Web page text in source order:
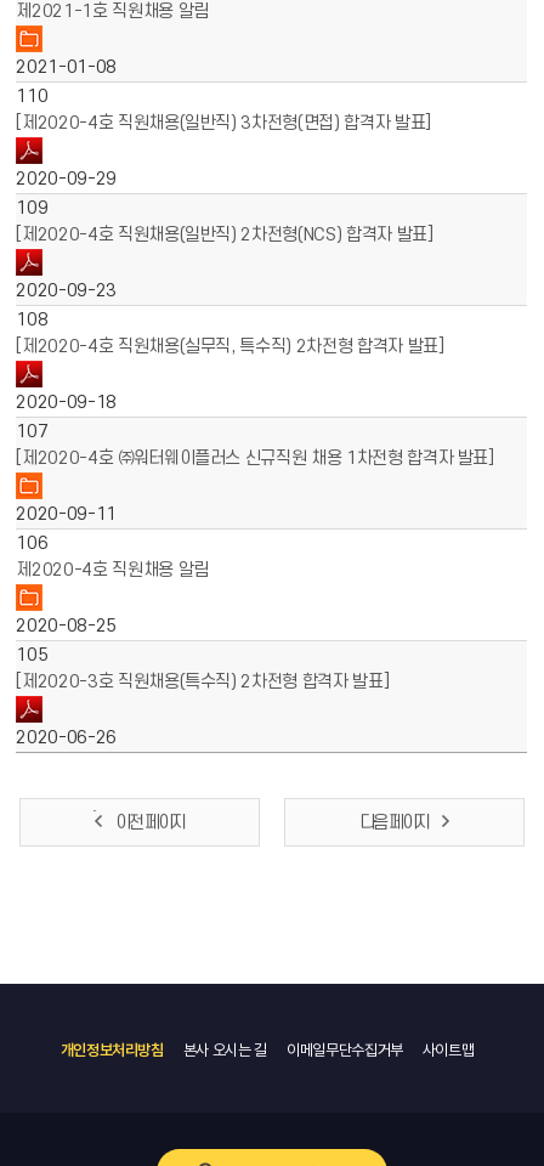
제2021-1호 직원채용 알림
2021-01-08
110
[제2020-4호 직원채용(일반직) 3차전형(면접) 합격자 발표]
2020-09-29
109
[제2020-4호 직원채용(일반직) 2차전형(NCS) 합격자 발표]
2020-09-23
108
[제2020-4호 직원채용(실무직, 특수직) 2차전형 합격자 발표]
2020-09-18
107
[제2020-4호 ㈜워터웨이플러스 신규직원 채용 1차전형 합격자 발표]
2020-09-11
106
제2020-4호 직원채용 알림
2020-08-25
105
[제2020-3호 직원채용(특수직) 2차전형 합격자 발표]
2020-06-26
이전 페이지 다음 페이지
개인정보처리방침 본사 오시는 길 이메일무단수집거부 사이트맵